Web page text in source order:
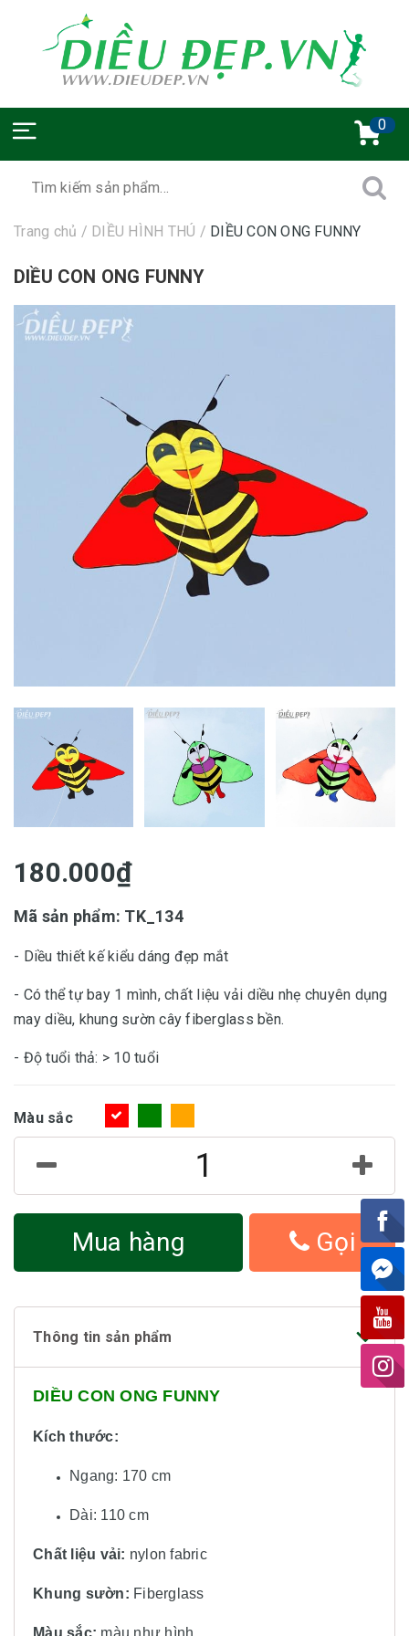
0
Trang chủ / DIỀU HÌNH THÚ / DIỀU CON ONG FUNNY
DIỀU CON ONG FUNNY
180.000₫
Mã sản phẩm: TK_134
- Diều thiết kế kiểu dáng đẹp mắt
- Có thể tự bay 1 mình, chất liệu vải diều nhẹ chuyên dụng
may diều, khung sườn cây fiberglass bền.
- Độ tuổi thả: > 10 tuổi
Màu sắc
Mua hàng Gọi
Thông tin sản phẩm
DIỀU CON ONG FUNNY
Kích thước:
Ngang: 170 cm
Dài: 110 cm
Chất liệu vải: nylon fabric
Khung sườn: Fiberglass
Màu sắc: màu như hình